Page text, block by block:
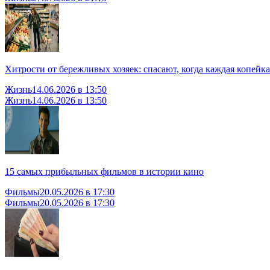
Хитрости от бережливых хозяек: спасают, когда каждая
Жизнь14.06.2026 в 13:50
Жизнь14.06.2026 в 13:50
15 самых прибыльных фильмов в истории кино
Фильмы20.05.2026 в 17:30
Фильмы20.05.2026 в 17:30